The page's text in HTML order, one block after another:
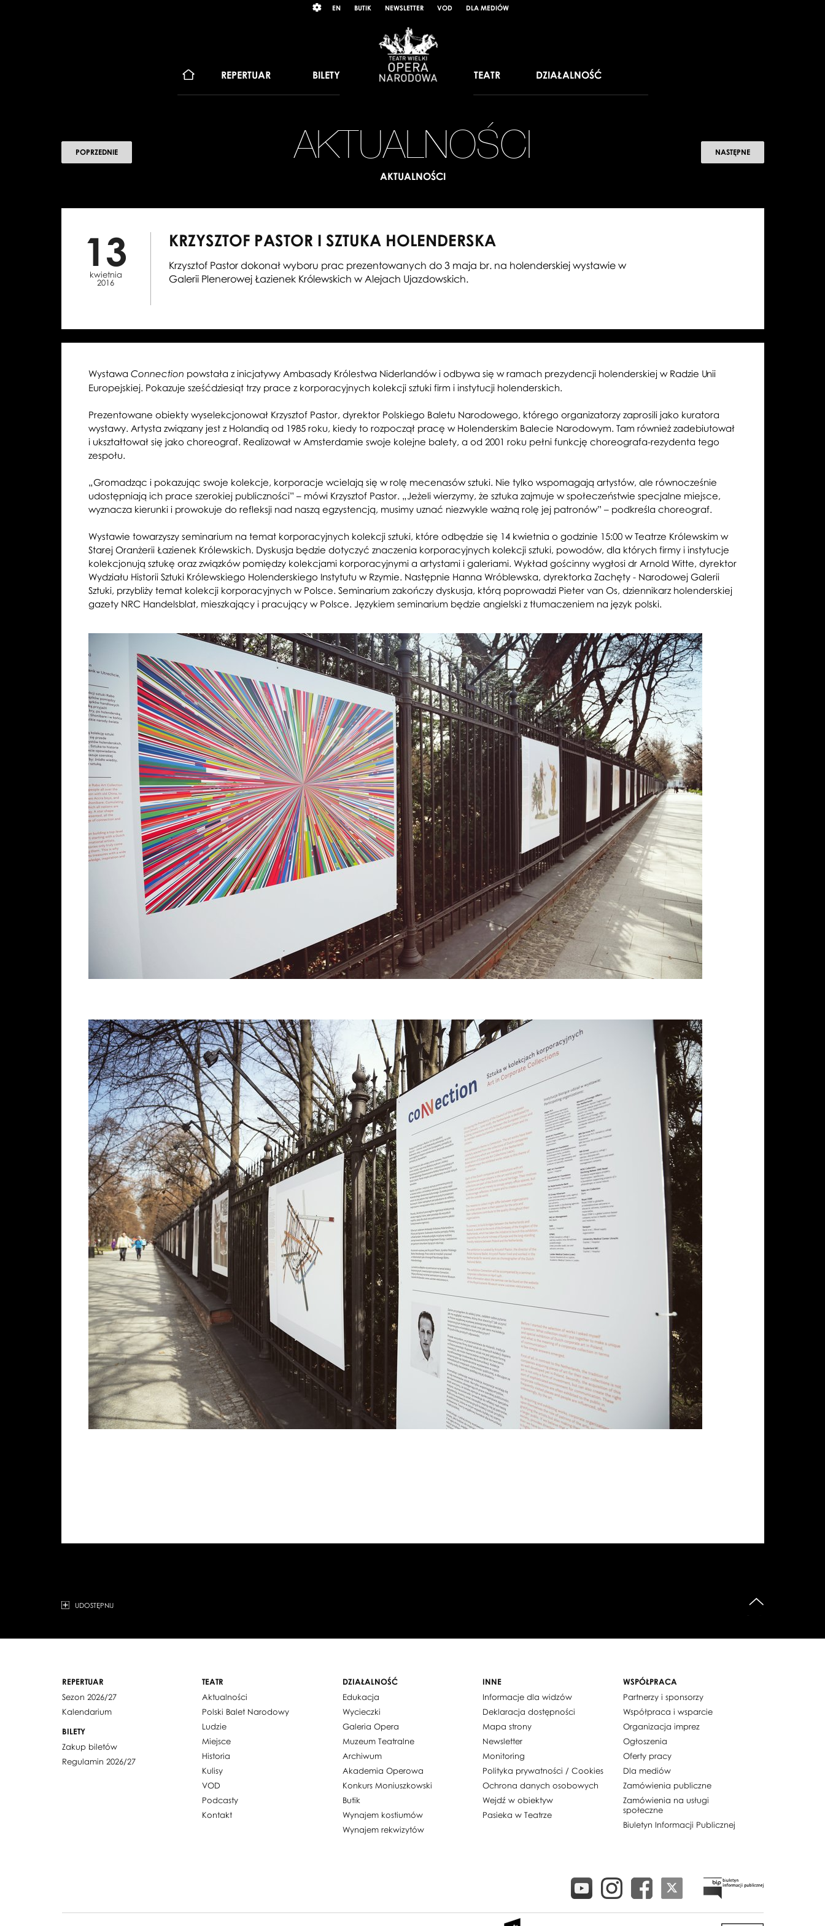
język
EN BUTIK NEWSLETTER VOD DLA MEDIÓW
REPERTUAR BILETY TEATR DZIAŁALNOŚĆ
AKTUALNOŚCI
POPRZEDNIE NASTĘPNE
AKTUALNOŚCI
13
kwietnia
2016
KRZYSZTOF PASTOR I SZTUKA HOLENDERSKA
Krzysztof Pastor dokonał wyboru prac prezentowanych do 3 maja br. na holenderskiej wystawie w
Galerii Plenerowej Łazienek Królewskich w Alejach Ujazdowskich.
Wystawa Connection powstała z inicjatywy Ambasady Królestwa Niderlandów i odbywa się w ramach prezydencji holenderskiej w Radzie Unii
Europejskiej. Pokazuje sześćdziesiąt trzy prace z korporacyjnych kolekcji sztuki firm i instytucji holenderskich.
Prezentowane obiekty wyselekcjonował Krzysztof Pastor, dyrektor Polskiego Baletu Narodowego, którego organizatorzy zaprosili jako kuratora
wystawy. Artysta związany jest z Holandią od 1985 roku, kiedy to rozpoczął pracę w Holenderskim Balecie Narodowym. Tam również zadebiutował
i ukształtował się jako choreograf. Realizował w Amsterdamie swoje kolejne balety, a od 2001 roku pełni funkcję choreografa-rezydenta tego
zespołu.
„Gromadząc i pokazując swoje kolekcje, korporacje wcielają się w rolę mecenasów sztuki. Nie tylko wspomagają artystów, ale równocześnie
udostępniają ich prace szerokiej publiczności” – mówi Krzysztof Pastor. „Jeżeli wierzymy, że sztuka zajmuje w społeczeństwie specjalne miejsce,
wyznacza kierunki i prowokuje do refleksji nad naszą egzystencją, musimy uznać niezwykle ważną rolę jej patronów” – podkreśla choreograf.
Wystawie towarzyszy seminarium na temat korporacyjnych kolekcji sztuki, które odbędzie się 14 kwietnia o godzinie 15:00 w Teatrze Królewskim w
Starej Oranżerii Łazienek Królewskich. Dyskusja będzie dotyczyć znaczenia korporacyjnych kolekcji sztuki, powodów, dla których firmy i instytucje
kolekcjonują sztukę oraz związków pomiędzy kolekcjami korporacyjnymi a artystami i galeriami. Wykład gościnny wygłosi dr Arnold Witte, dyrektor
Wydziału Historii Sztuki Królewskiego Holenderskiego Instytutu w Rzymie. Następnie Hanna Wróblewska, dyrektorka Zachęty - Narodowej Galerii
Sztuki, przybliży temat kolekcji korporacyjnych w Polsce. Seminarium zakończy dyskusja, którą poprowadzi Pieter van Os, dziennikarz holenderskiej
gazety NRC Handelsblat, mieszkający i pracujący w Polsce. Językiem seminarium będzie angielski z tłumaczeniem na język polski.
UDOSTĘPNIJ
REPERTUAR
Sezon 2026/27
Kalendarium
BILETY
Zakup biletów
Regulamin 2026/27
TEATR
Aktualności
Polski Balet Narodowy
Ludzie
Miejsce
Historia
Kulisy
VOD
Podcasty
Kontakt
DZIAŁALNOŚĆ
Edukacja
Wycieczki
Galeria Opera
Muzeum Teatralne
Archiwum
Akademia Operowa
Konkurs Moniuszkowski
Butik
Wynajem kostiumów
Wynajem rekwizytów
INNE
Informacje dla widzów
Deklaracja dostępności
Mapa strony
Newsletter
Monitoring
Polityka prywatności / Cookies
Ochrona danych osobowych
Wejdź w obiektyw
Pasieka w Teatrze
WSPÓŁPRACA
Partnerzy i sponsorzy
Współpraca i wsparcie
Organizacja imprez
Ogłoszenia
Oferty pracy
Dla mediów
Zamówienia publiczne
Zamówienia na usługi
społeczne
Biuletyn Informacji Publicznej